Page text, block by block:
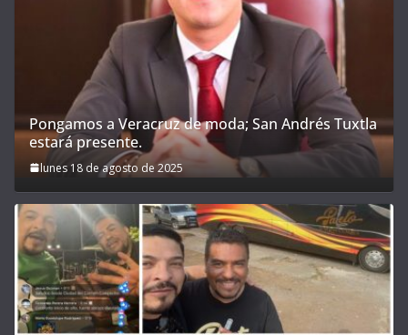
Pongamos a Veracruz de moda; San Andrés Tuxtla
estará presente.
lunes 18 de agosto de 2025